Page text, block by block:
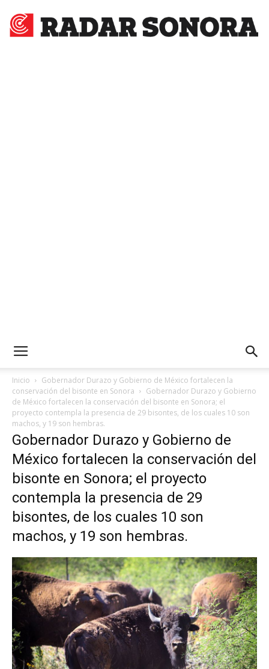
Inicio
Gobernador Durazo y Gobierno de México fortalecen la
conservación del bisonte en Sonora
Gobernador Durazo y Gobierno
de México fortalecen la conservación del bisonte en Sonora; el
proyecto contempla la presencia de 29 bisontes, de los cuales 10 son
machos, y 19 son hembras.
Gobernador Durazo y Gobierno de
México fortalecen la conservación del
bisonte en Sonora; el proyecto
contempla la presencia de 29
bisontes, de los cuales 10 son
machos, y 19 son hembras.